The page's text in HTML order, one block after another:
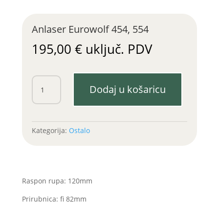
Anlaser Eurowolf 454, 554
195,00 € uključ. PDV
Anlaser
Eurowolf
454,
Dodaj u košaricu
Kategorija: Ostalo
Raspon rupa: 120mm
Prirubnica: fi 82mm